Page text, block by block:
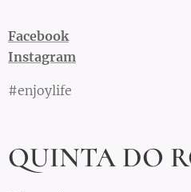
Facebook
Instagram
#enjoylife
QUINTA DO